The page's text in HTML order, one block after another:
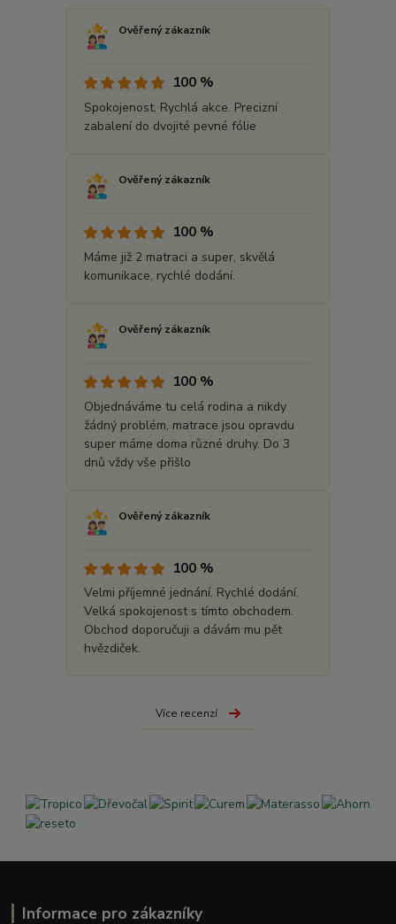
Ověřený zákazník
100 %
Spokojenost. Rychlá akce. Precizní
zabalení do dvojité pevné fólie
Ověřený zákazník
100 %
Máme již 2 matraci a super, skvělá
komunikace, rychlé dodání.
Ověřený zákazník
100 %
Objednáváme tu celá rodina a nikdy
žádný problém, matrace jsou opravdu
super máme doma různé druhy. Do 3
dnů vždy vše přišlo
Ověřený zákazník
100 %
Velmi příjemné jednání. Rychlé dodání.
Velká spokojenost s tímto obchodem.
Obchod doporučuji a dávám mu pět
hvězdiček.
Více recenzí
Informace pro zákazníky